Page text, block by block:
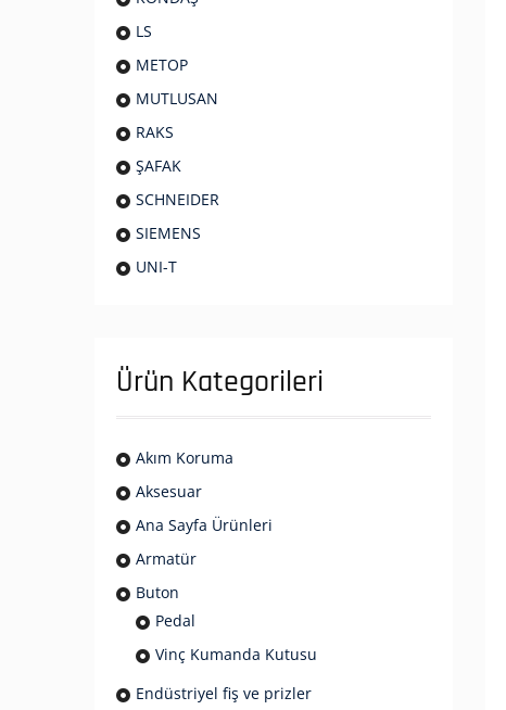
LS
METOP
MUTLUSAN
RAKS
ŞAFAK
SCHNEIDER
SIEMENS
UNI-T
Ürün Kategorileri
Akım Koruma
Aksesuar
Ana Sayfa Ürünleri
Armatür
Buton
Pedal
Vinç Kumanda Kutusu
Endüstriyel fiş ve prizler